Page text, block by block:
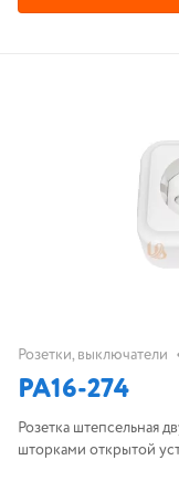
Розетки, выключатели
РА16-274
Розетка штепсельная
шторками открытой